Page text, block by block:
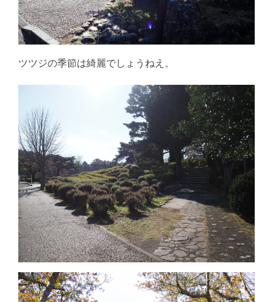
ツツジの季節は綺麗でしょうねえ。